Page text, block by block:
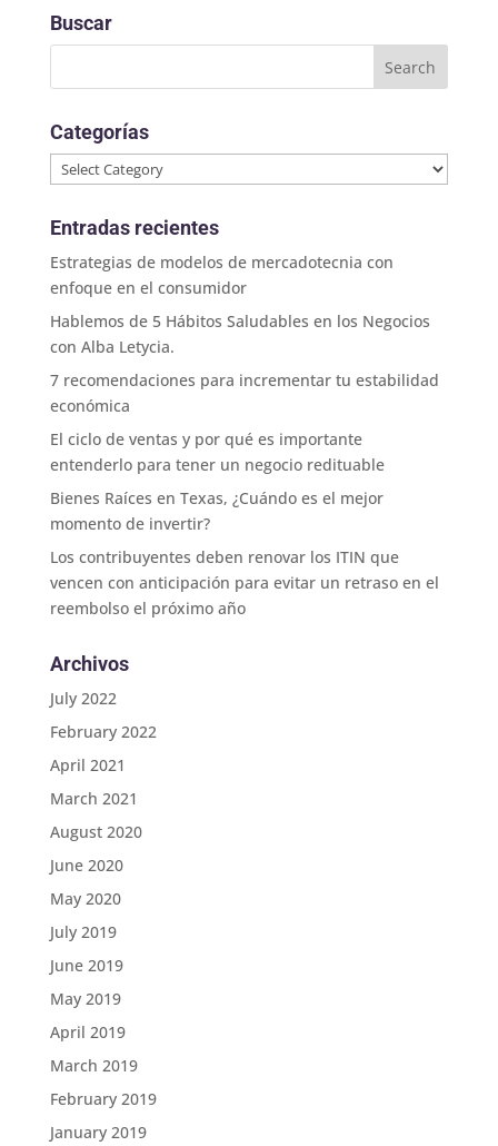
Buscar
Categorías
Categorías
Entradas recientes
Estrategias de modelos de mercadotecnia con
enfoque en el consumidor
Hablemos de 5 Hábitos Saludables en los Negocios
con Alba Letycia.
7 recomendaciones para incrementar tu estabilidad
económica
El ciclo de ventas y por qué es importante
entenderlo para tener un negocio redituable
Bienes Raíces en Texas, ¿Cuándo es el mejor
momento de invertir?
Los contribuyentes deben renovar los ITIN que
vencen con anticipación para evitar un retraso en el
reembolso el próximo año
Archivos
July 2022
February 2022
April 2021
March 2021
August 2020
June 2020
May 2020
July 2019
June 2019
May 2019
April 2019
March 2019
February 2019
January 2019